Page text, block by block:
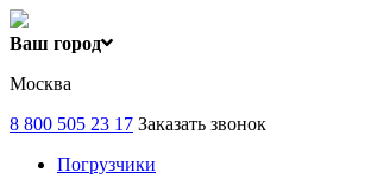
Ваш город
Москва
8 800 505 23 17 Заказать звонок
Погрузчики